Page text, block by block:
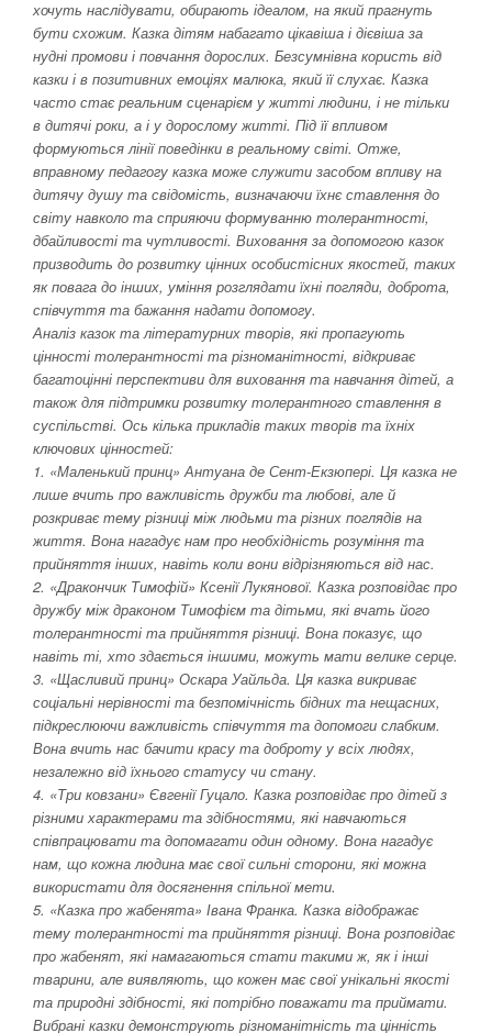
хочуть наслідувати, обирають ідеалом, на який прагнуть
бути схожим. Казка дітям набагато цікавіша і дієвіша за
нудні промови і повчання дорослих. Безсумнівна користь від
казки і в позитивних емоціях малюка, який її слухає. Казка
часто стає реальним сценарієм у житті людини, і не тільки
в дитячі роки, а і у дорослому житті. Під її впливом
формуються лінії поведінки в реальному світі. Отже,
вправному педагогу казка може служити засобом впливу на
дитячу душу та свідомість, визначаючи їхнє ставлення до
світу навколо та сприяючи формуванню толерантності,
дбайливості та чутливості. Виховання за допомогою казок
призводить до розвитку цінних особистісних якостей, таких
як повага до інших, уміння розглядати їхні погляди, доброта,
співчуття та бажання надати допомогу.
Аналіз казок та літературних творів, які пропагують
цінності толерантності та різноманітності, відкриває
багатоцінні перспективи для виховання та навчання дітей, а
також для підтримки розвитку толерантного ставлення в
суспільстві. Ось кілька прикладів таких творів та їхніх
ключових цінностей:
1. «Маленький принц» Антуана де Сент-Екзюпері. Ця казка не
лише вчить про важливість дружби та любові, але й
розкриває тему різниці між людьми та різних поглядів на
життя. Вона нагадує нам про необхідність розуміння та
прийняття інших, навіть коли вони відрізняються від нас.
2. «Дракончик Тимофій» Ксенії Лукянової. Казка розповідає про
дружбу між драконом Тимофієм та дітьми, які вчать його
толерантності та прийняття різниці. Вона показує, що
навіть ті, хто здається іншими, можуть мати велике серце.
3. «Щасливий принц» Оскара Уайльда. Ця казка викриває
соціальні нерівності та безпомічність бідних та нещасних,
підкреслюючи важливість співчуття та допомоги слабким.
Вона вчить нас бачити красу та доброту у всіх людях,
незалежно від їхнього статусу чи стану.
4. «Три ковзани» Євгенії Гуцало. Казка розповідає про дітей з
різними характерами та здібностями, які навчаються
співпрацювати та допомагати один одному. Вона нагадує
нам, що кожна людина має свої сильні сторони, які можна
використати для досягнення спільної мети.
5. «Казка про жабенята» Івана Франка. Казка відображає
тему толерантності та прийняття різниці. Вона розповідає
про жабенят, які намагаються стати такими ж, як і інші
тварини, але виявляють, що кожен має свої унікальні якості
та природні здібності, які потрібно поважати та приймати.
Вибрані казки демонструють різноманітність та цінність